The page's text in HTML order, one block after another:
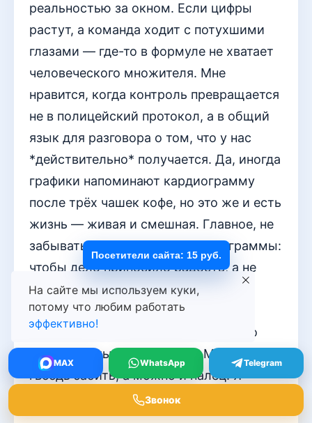
реальностью за окном. Если цифры
растут, а команда ходит с потухшими
глазами — где-то в формуле не хватает
человеческого множителя. Мне
нравится, когда контроль превращается
не в полицейский протокол, а в общий
язык для разговора о том, что у нас
*действительно* получается. Да, иногда
графики напоминают кардиограмму
после трёх чашек кофе, но это же и есть
жизнь — живая и смешная. Главное, не
забывать, ради чего все эти диаграммы:
чтобы дело приносило радость, а не
только цифры. Когда видишь и то, и
другое — вот он, самый честный
показатель. Всё остальное — просто
инструменты, как молоток. Можно
гвоздь забить, а можно и палец. Я
выбираю гвоздь.
На сайте мы используем куки,
потому что любим работать
эффективно!
MAX WhatsApp Telegram
Звонок
Посетители сайта: 15 руб.